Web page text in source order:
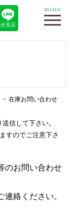
伏見店
menu
在庫お問い合わせ
信して下さい。
すのでご注意下さ
のお問い合わせ
絡ください。